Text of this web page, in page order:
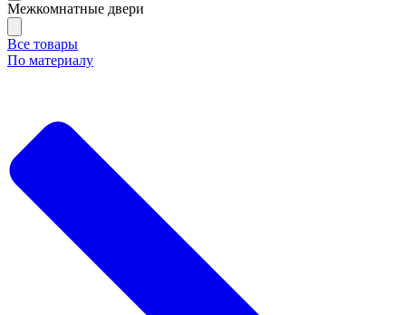
Межкомнатные двери
Все товары
По материалу